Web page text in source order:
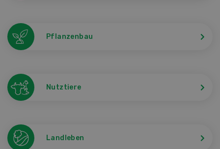
Pflanzenbau
Nutztiere
Landleben